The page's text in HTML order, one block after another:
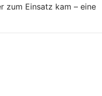
zum Einsatz kam – eine